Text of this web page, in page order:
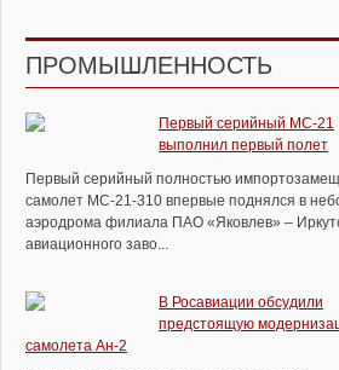
ПРОМЫШЛЕННОСТЬ
Первый серийный МС-21
выполнил первый полет
Первый серийный полностью
самолет МС-21-310 впервые поднялся в
аэродрома филиала ПАО «Яковлев» –
авиационного заво...
В Росавиации обсудили
предстоящую
самолета Ан-2